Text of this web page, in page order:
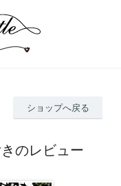
ショップへ戻る
のレビュー